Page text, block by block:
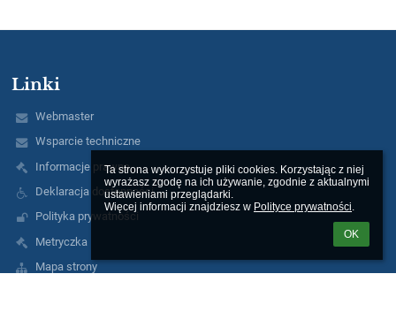
Ta strona wykorzystuje pliki cookies. Korzystając z niej
wyrażasz zgodę na ich używanie, zgodnie z aktualnymi
ustawieniami przeglądarki.
Więcej informacji znajdziesz w Polityce prywatności.
OK
Linki
Webmaster
Wsparcie techniczne
Informacje prawne
Deklaracja dostępności
Polityka prywatności
Metryczka
Mapa strony